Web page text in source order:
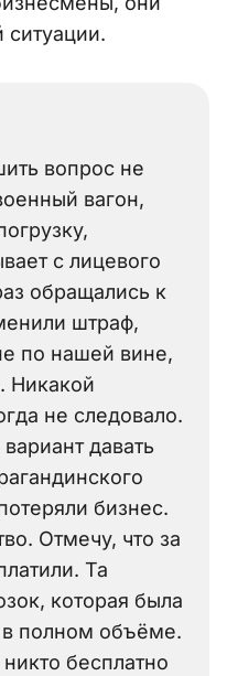
ситуации.
вопрос не
вагон,
с лицевого
обращались к
штраф,
по нашей вине,
Никакой
не следовало.
давать
бизнес.
Отмечу, что за
Та
которая была
в полном объёме.
бесплатно